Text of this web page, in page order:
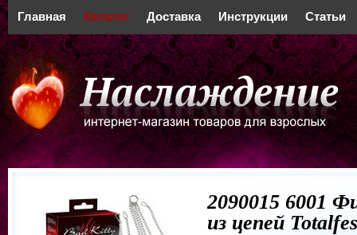
Главная Каталог Доставка Инструкции Статьи
2090015 6001
из цепей